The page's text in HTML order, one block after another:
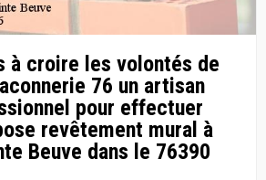
à croire les volontés de
76 un artisan
pour effectuer
revêtement mural à
Beuve dans le 76390